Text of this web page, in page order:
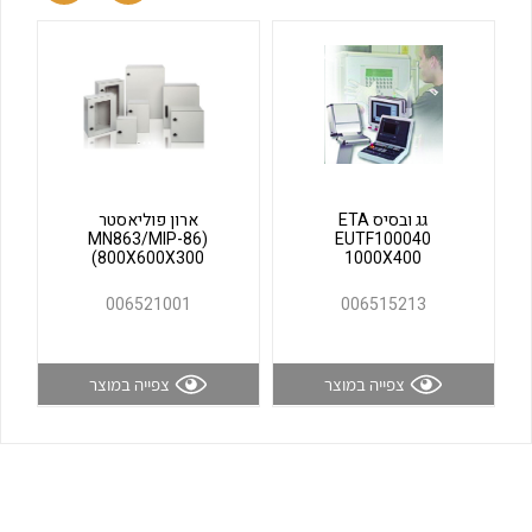
לכל מוצרי היצרן לכל מוצרי היצרן
גג ובסיס ETA
EUTF100040
1000X400
006515213
צפייה במוצר
ארון פוליאסטר
(MN863/MIP-86
(800X600X300
006521001
צפייה במוצר